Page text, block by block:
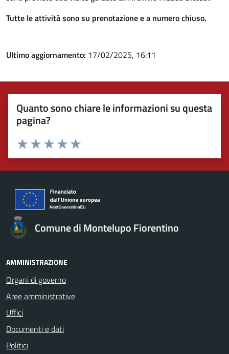
Tutte le attività sono su prenotazione e a numero chiuso.
Ultimo aggiornamento: 17/02/2025, 16:11
Quanto sono chiare le informazioni su questa
pagina?
Valuta 5 stelle su 5
Valuta 4 stelle su 5
Valuta 3 stelle su 5
Valuta 2 stelle su 5
Valuta 1 stelle su 5
Comune di Montelupo Fiorentino
AMMINISTRAZIONE
Organi di governo
Aree amministrative
Uffici
Documenti e dati
Politici